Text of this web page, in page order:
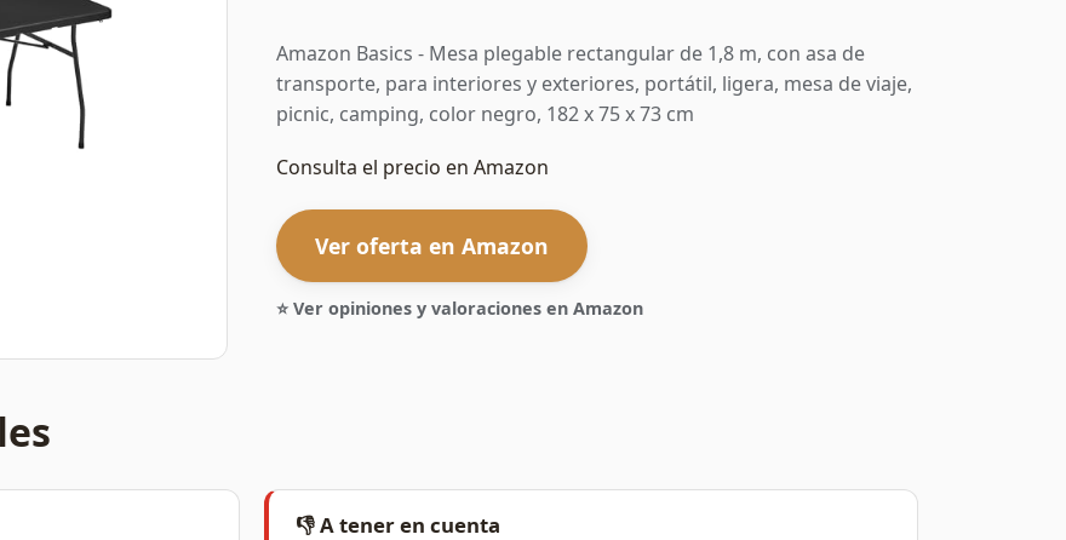
Amazon Basics - Mesa plegable rectangular de 1,8 m, con asa de
transporte, para interiores y exteriores, portátil, ligera, mesa de viaje,
picnic, camping, color negro, 182 x 75 x 73 cm
Consulta el precio en Amazon
Ver oferta en Amazon
⭐ Ver opiniones y valoraciones en Amazon
👎 A tener en cuenta